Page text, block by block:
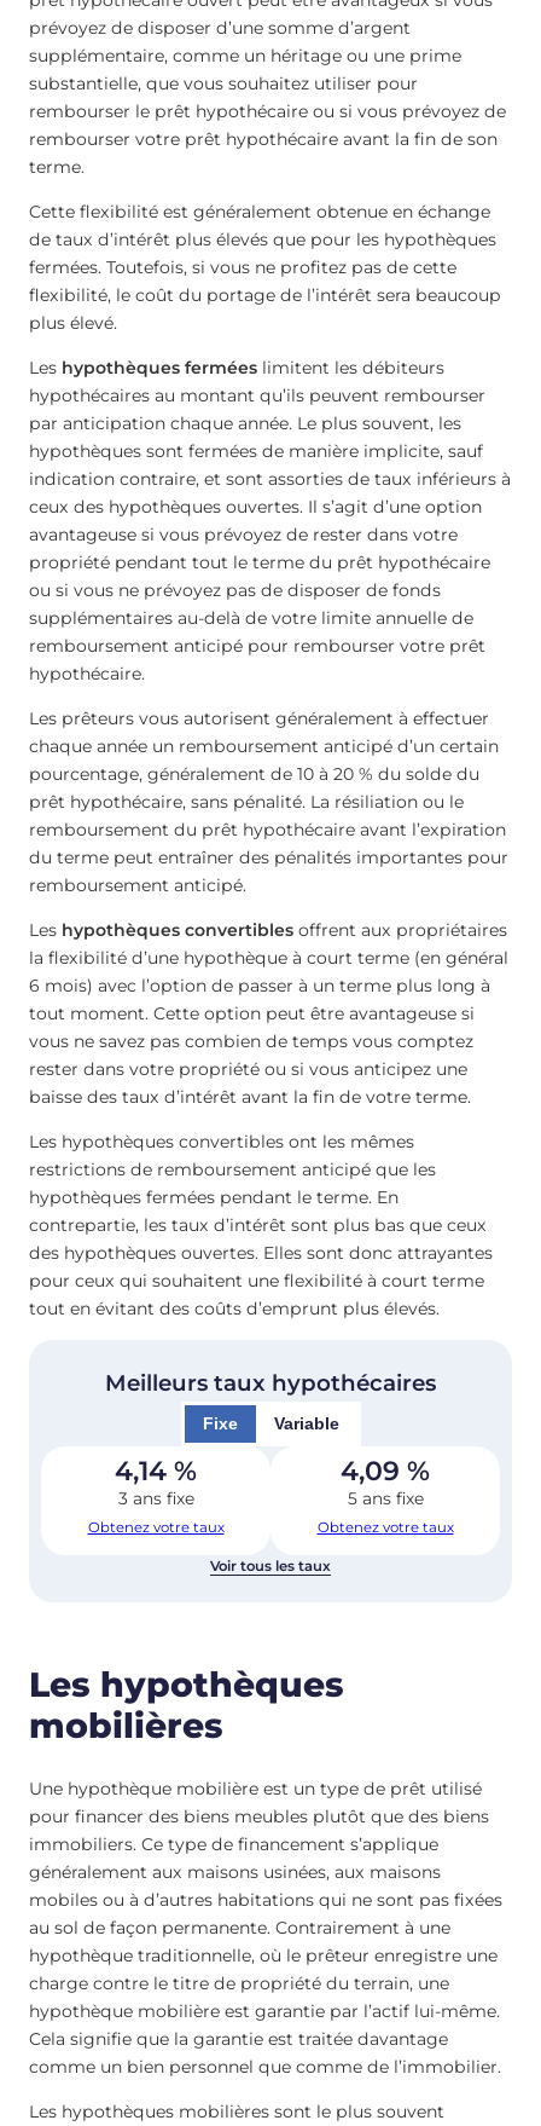
prévoyez de disposer d’une somme d’argent
supplémentaire, comme un héritage ou une prime
substantielle, que vous souhaitez utiliser pour
rembourser le prêt hypothécaire ou si vous prévoyez de
rembourser votre prêt hypothécaire avant la fin de son
terme.
Cette flexibilité est généralement obtenue en échange
de taux d’intérêt plus élevés que pour les hypothèques
fermées. Toutefois, si vous ne profitez pas de cette
flexibilité, le coût du portage de l’intérêt sera beaucoup
plus élevé.
Les hypothèques fermées limitent les débiteurs
hypothécaires au montant qu’ils peuvent rembourser
par anticipation chaque année. Le plus souvent, les
hypothèques sont fermées de manière implicite, sauf
indication contraire, et sont assorties de taux inférieurs à
ceux des hypothèques ouvertes. Il s’agit d’une option
avantageuse si vous prévoyez de rester dans votre
propriété pendant tout le terme du prêt hypothécaire
ou si vous ne prévoyez pas de disposer de fonds
supplémentaires au-delà de votre limite annuelle de
remboursement anticipé pour rembourser votre prêt
hypothécaire.
Les prêteurs vous autorisent généralement à effectuer
chaque année un remboursement anticipé d’un certain
pourcentage, généralement de 10 à 20 % du solde du
prêt hypothécaire, sans pénalité. La résiliation ou le
remboursement du prêt hypothécaire avant l’expiration
du terme peut entraîner des pénalités importantes pour
remboursement anticipé.
Les hypothèques convertibles offrent aux propriétaires
la flexibilité d’une hypothèque à court terme (en général
6 mois) avec l’option de passer à un terme plus long à
tout moment. Cette option peut être avantageuse si
vous ne savez pas combien de temps vous comptez
rester dans votre propriété ou si vous anticipez une
baisse des taux d’intérêt avant la fin de votre terme.
Les hypothèques convertibles ont les mêmes
restrictions de remboursement anticipé que les
hypothèques fermées pendant le terme. En
contrepartie, les taux d’intérêt sont plus bas que ceux
des hypothèques ouvertes. Elles sont donc attrayantes
pour ceux qui souhaitent une flexibilité à court terme
tout en évitant des coûts d’emprunt plus élevés.
Meilleurs taux hypothécaires
Fixe Variable
4,14 %
3 ans fixe
Obtenez votre taux
4,09 %
5 ans fixe
Obtenez votre taux
Voir tous les taux
Les hypothèques
mobilières
Une hypothèque mobilière est un type de prêt utilisé
pour financer des biens meubles plutôt que des biens
immobiliers. Ce type de financement s’applique
généralement aux maisons usinées, aux maisons
mobiles ou à d’autres habitations qui ne sont pas fixées
au sol de façon permanente. Contrairement à une
hypothèque traditionnelle, où le prêteur enregistre une
charge contre le titre de propriété du terrain, une
hypothèque mobilière est garantie par l’actif lui-même.
Cela signifie que la garantie est traitée davantage
comme un bien personnel que comme de l’immobilier.
Les hypothèques mobilières sont le plus souvent